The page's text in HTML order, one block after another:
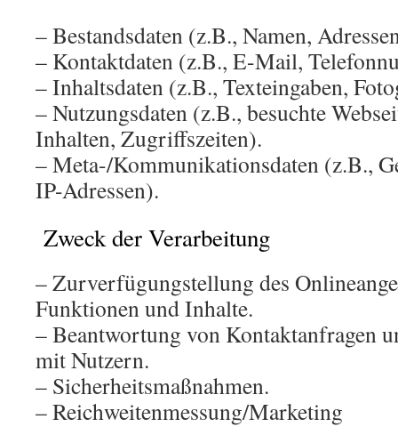
– Bestandsdaten (z.B., Namen,
– Kontaktdaten (z.B., E-Mail,
– Inhaltsdaten (z.B., Texteingaben,
– Nutzungsdaten (z.B., besuchte
Inhalten, Zugriffszeiten).
– Meta-/Kommunikationsdaten (z.B.,
IP-Adressen).
Zweck der Verarbeitung
– Zurverfügungstellung des
Funktionen und Inhalte.
– Beantwortung von Kontaktanfragen
mit Nutzern.
– Sicherheitsmaßnahmen.
– Reichweitenmessung/Marketing